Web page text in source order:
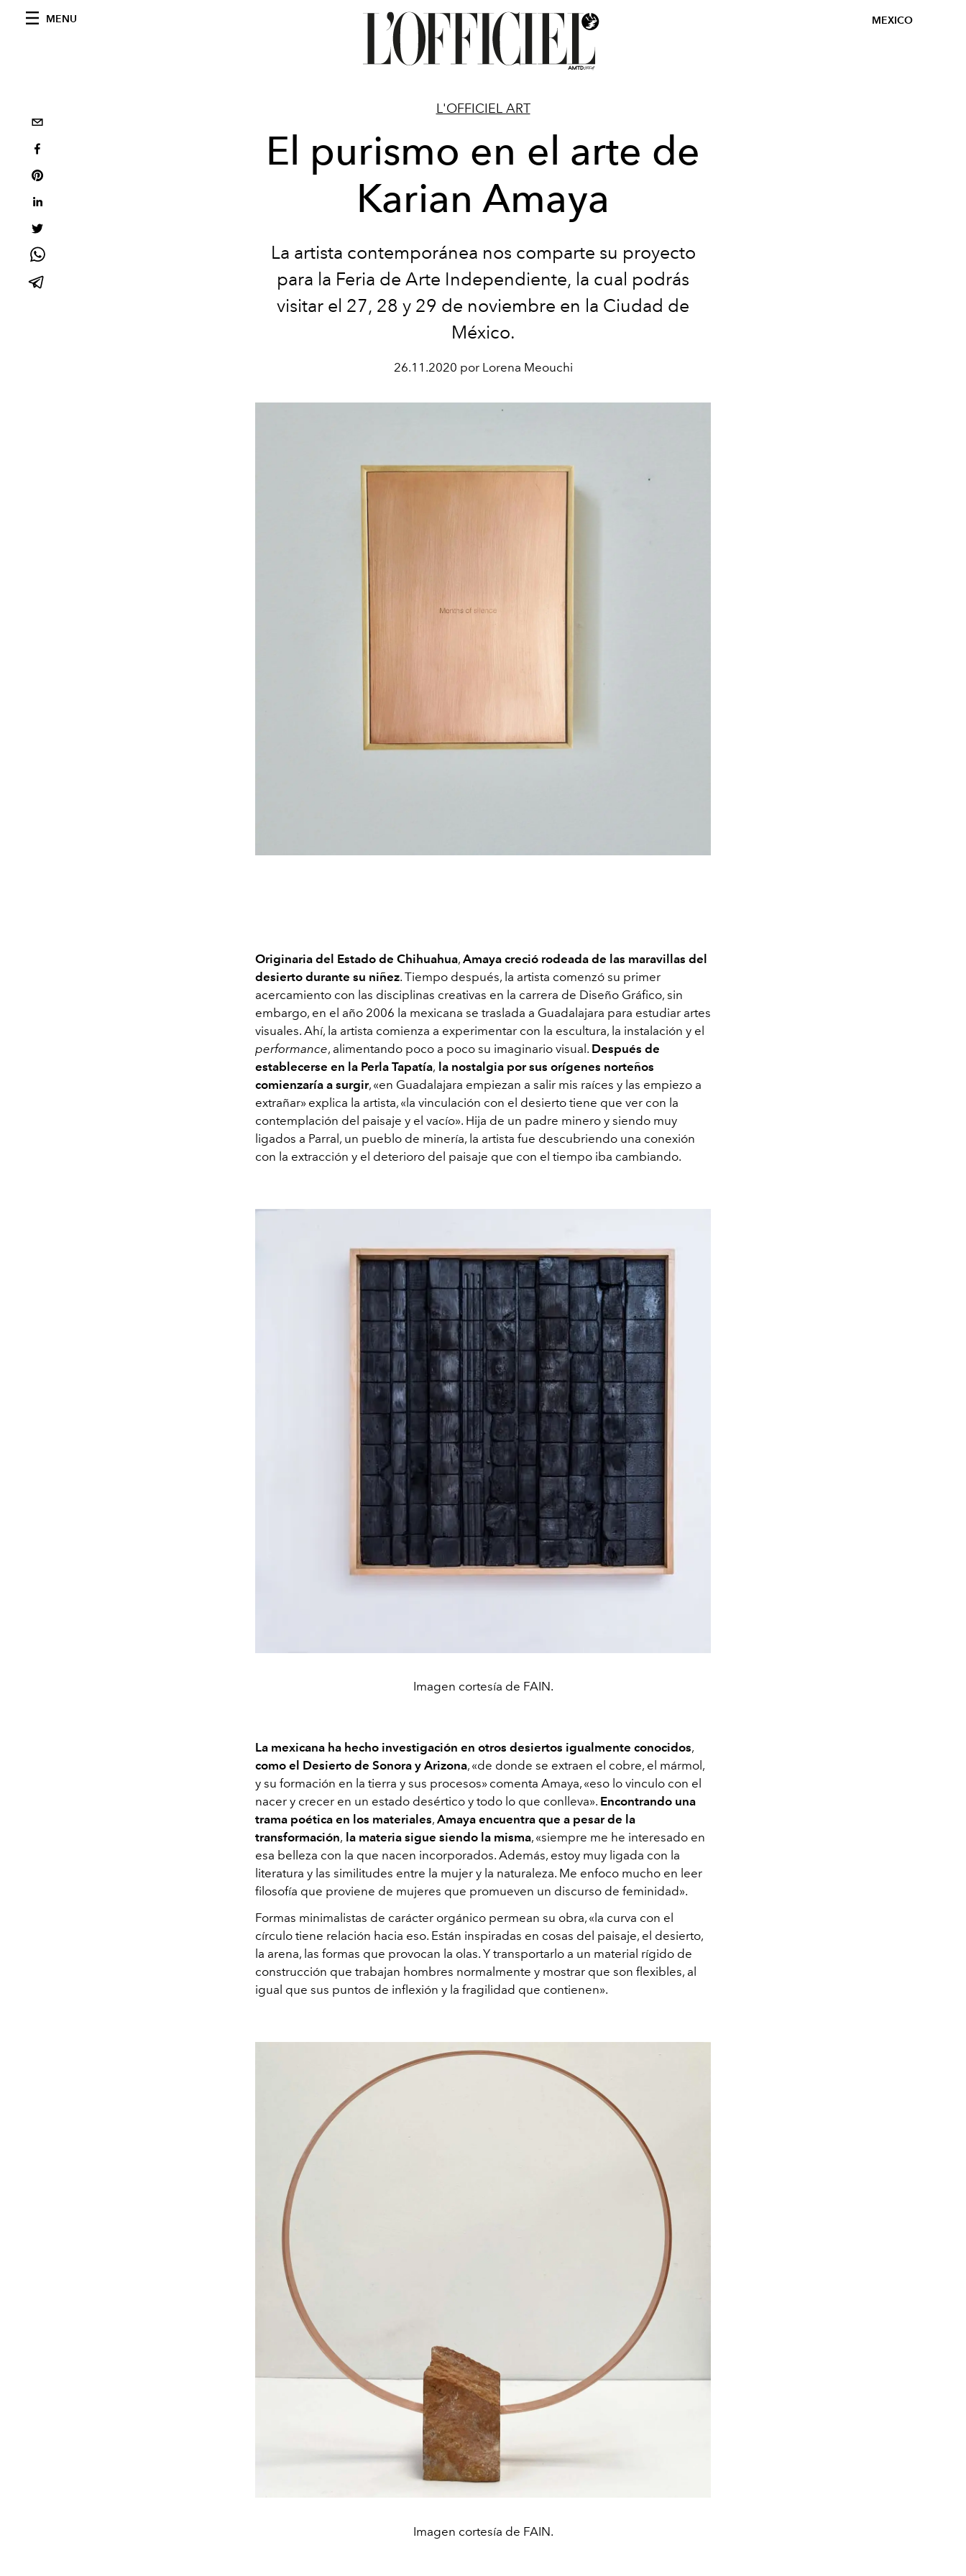
MENU MEXICO
L'OFFICIEL ART
El purismo en el arte de
Karian Amaya
La artista contemporánea nos comparte su proyecto
para la Feria de Arte Independiente, la cual podrás
visitar el 27, 28 y 29 de noviembre en la Ciudad de
México.
26.11.2020 por Lorena Meouchi
Originaria del Estado de Chihuahua, Amaya creció rodeada de las maravillas del
desierto durante su niñez. Tiempo después, la artista comenzó su primer
acercamiento con las disciplinas creativas en la carrera de Diseño Gráfico, sin
embargo, en el año 2006 la mexicana se traslada a Guadalajara para estudiar artes
visuales. Ahí, la artista comienza a experimentar con la escultura, la instalación y el
performance, alimentando poco a poco su imaginario visual. Después de
establecerse en la Perla Tapatía, la nostalgia por sus orígenes norteños
comienzaría a surgir, «en Guadalajara empiezan a salir mis raíces y las empiezo a
extrañar» explica la artista, «la vinculación con el desierto tiene que ver con la
contemplación del paisaje y el vacío». Hija de un padre minero y siendo muy
ligados a Parral, un pueblo de minería, la artista fue descubriendo una conexión
con la extracción y el deterioro del paisaje que con el tiempo iba cambiando.
Imagen cortesía de FAIN.
La mexicana ha hecho investigación en otros desiertos igualmente conocidos,
como el Desierto de Sonora y Arizona, «de donde se extraen el cobre, el mármol,
y su formación en la tierra y sus procesos» comenta Amaya, «eso lo vinculo con el
nacer y crecer en un estado desértico y todo lo que conlleva». Encontrando una
trama poética en los materiales, Amaya encuentra que a pesar de la
transformación, la materia sigue siendo la misma, «siempre me he interesado en
esa belleza con la que nacen incorporados. Además, estoy muy ligada con la
literatura y las similitudes entre la mujer y la naturaleza. Me enfoco mucho en leer
filosofía que proviene de mujeres que promueven un discurso de feminidad».
Formas minimalistas de carácter orgánico permean su obra, «la curva con el
círculo tiene relación hacia eso. Están inspiradas en cosas del paisaje, el desierto,
la arena, las formas que provocan la olas. Y transportarlo a un material rígido de
construcción que trabajan hombres normalmente y mostrar que son flexibles, al
igual que sus puntos de inflexión y la fragilidad que contienen».
Imagen cortesía de FAIN.